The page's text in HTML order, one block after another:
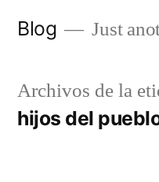
Blog Just
Archivos de la
hijos del